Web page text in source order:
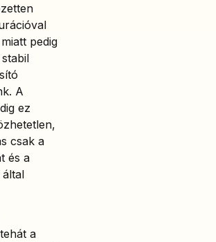
pedig
A
ez
csak a
és a
által
a